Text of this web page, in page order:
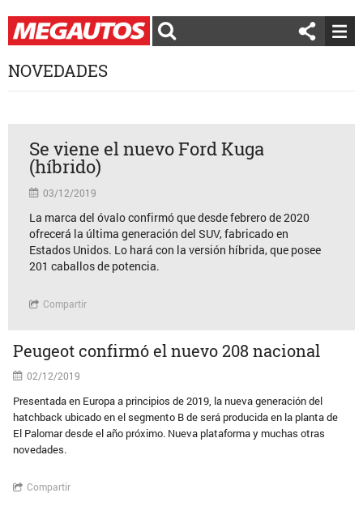
NOVEDADES
Se viene el nuevo Ford Kuga
(híbrido)
03/12/2019
La marca del óvalo confirmó que desde febrero de 2020
ofrecerá la última generación del SUV, fabricado en
Estados Unidos. Lo hará con la versión híbrida, que posee
201 caballos de potencia.
Compartir
Peugeot confirmó el nuevo 208 nacional
02/12/2019
Presentada en Europa a principios de 2019, la nueva generación del
hatchback ubicado en el segmento B de será producida en la planta de
El Palomar desde el año próximo. Nueva plataforma y muchas otras
novedades.
Compartir